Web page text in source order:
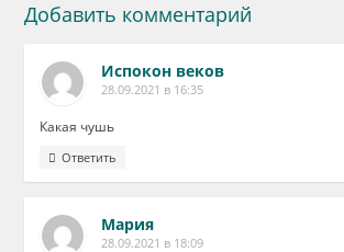
Добавить комментарий
Испокон веков
28.09.2021 в 16:35
Какая чушь
Ответить
Мария
28.09.2021 в 18:09